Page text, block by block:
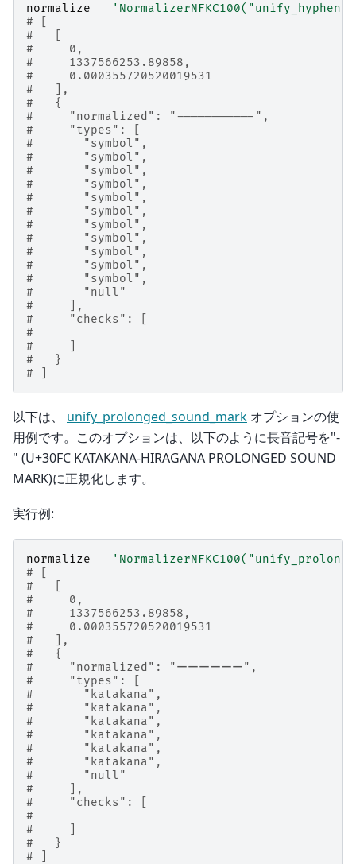
normalize
# [
#   [
#     0,
#     1337566253.89858,
#     0.000355720520019531
#   ],
#   {
#     "normalized": "-----------",
#     "types": [
#       "symbol",
#       "symbol",
#       "symbol",
#       "symbol",
#       "symbol",
#       "symbol",
#       "symbol",
#       "symbol",
#       "symbol",
#       "symbol",
#       "symbol",
#       "null"
#     ],
#     "checks": [
#
#     ]
#   }
# ]
以下は、 unify_prolonged_sound_mark オプションの使
用例です。このオプションは、以下のように長音記号を"-
" (U+30FC KATAKANA-HIRAGANA PROLONGED SOUND
MARK)に正規化します。
実行例:
normalize
# [
#   [
#     0,
#     1337566253.89858,
#     0.000355720520019531
#   ],
#   {
#     "normalized": "ーーーーーー",
#     "types": [
#       "katakana",
#       "katakana",
#       "katakana",
#       "katakana",
#       "katakana",
#       "katakana",
#       "null"
#     ],
#     "checks": [
#
#     ]
#   }
# ]